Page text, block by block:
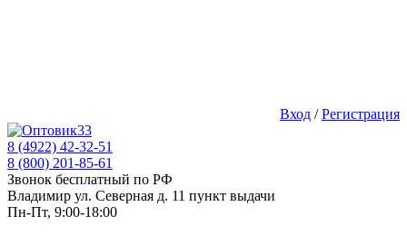
Вход /Регистрация
8 (4922) 42-32-51
8 (800) 201-85-61
Звонок бесплатный по РФ
Владимир ул. Северная д. 11 пункт выдачи
Пн-Пт, 9:00-18:00